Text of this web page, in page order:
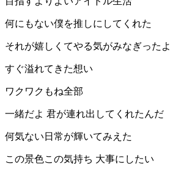
何にもない僕を推しにしてくれた
それが嬉しくてやる気がみなぎったよ
すぐ溢れてきた想い
ワクワクもね全部
一緒だよ 君が連れ出してくれたんだ
何気ない日常が輝いてみえた
この景色この気持ち 大事にしたい